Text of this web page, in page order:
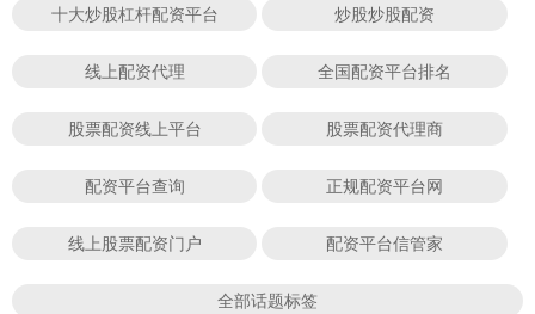
十大炒股杠杆配资平台 炒股炒股配资
线上配资代理 全国配资平台排名
股票配资线上平台 股票配资代理商
配资平台查询 正规配资平台网
线上股票配资门户 配资平台信管家
全部话题标签